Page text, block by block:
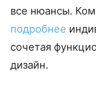
все нюансы.
подробнее
сочетая
дизайн.